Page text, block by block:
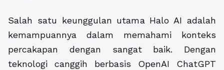
Salah satu keunggulan utama Halo AI adalah
kemampuannya dalam memahami konteks
percakapan dengan sangat baik. Dengan
teknologi canggih berbasis OpenAI ChatGPT